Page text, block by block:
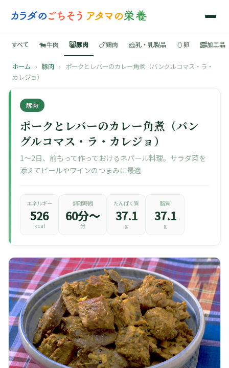
🍳
📚
🐄
🐷
🥚
🥓
すべて 🐄牛肉 🐷豚肉 🍗鶏肉 🧀乳・乳製品 🥚卵 🥓加工品
ホーム › 豚肉 ›
ポークとレバーのカレー角煮（バングルコマス・ラ・
カレジョ）
豚肉
ポークとレバーのカレー角煮（バン
グルコマス・ラ・カレジョ）
1〜2日、前もって作っておけるネパール料理。サラダ菜を
添えてビールやワインのつまみに最適
エネルギー
526
kcal
調理時間
60分〜
分
たんぱく質
37.1
g
脂質
37.1
g